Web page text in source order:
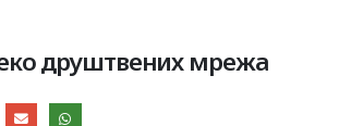
друштвених мрежа